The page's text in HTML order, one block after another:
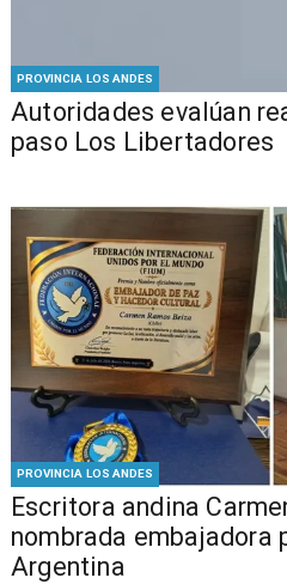
PROVINCIA LOS ANDES
​​Autoridades evalúan
paso Los Libertadores
PROVINCIA LOS ANDES
Escritora andina
nombrada embajadora
Argentina